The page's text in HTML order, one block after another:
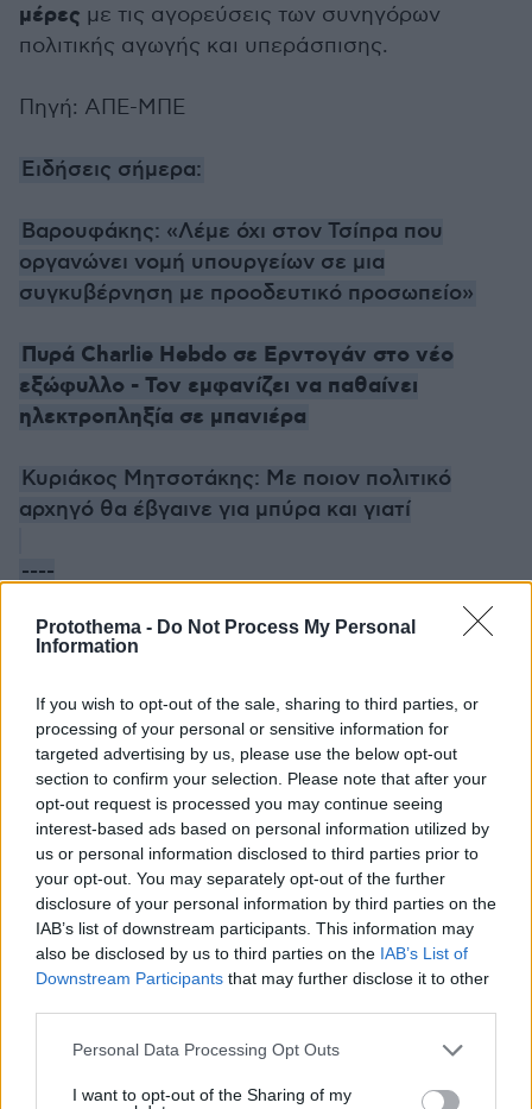
Protothema - Do Not Process My Personal
Information
If you wish to opt-out of the sale, sharing to third parties, or
processing of your personal or sensitive information for
targeted advertising by us, please use the below opt-out
section to confirm your selection. Please note that after your
opt-out request is processed you may continue seeing
interest-based ads based on personal information utilized by
us or personal information disclosed to third parties prior to
your opt-out. You may separately opt-out of the further
disclosure of your personal information by third parties on the
IAB’s list of downstream participants. This information may
also be disclosed by us to third parties on the IAB’s List of
Downstream Participants that may further disclose it to other
Please note that this website/app uses one or more Google
not limited to your visit or usage behaviour. You may click to
Personal Data Processing Opt Outs
I want to opt-out of the Sharing of my
μέρες με τις αγορεύσεις των συνηγόρων
πολιτικής αγωγής και υπεράσπισης.
Πηγή: ΑΠΕ-ΜΠΕ
Ειδήσεις σήμερα:
Βαρουφάκης: «Λέμε όχι στον Τσίπρα που
οργανώνει νομή υπουργείων σε μια
συγκυβέρνηση με προοδευτικό προσωπείο»
Πυρά Charlie Hebdo σε Ερντογάν στο νέο
εξώφυλλο - Τον εμφανίζει να παθαίνει
ηλεκτροπληξία σε μπανιέρα
Κυριάκος Μητσοτάκης: Με ποιον πολιτικό
αρχηγό θα έβγαινε για μπύρα και γιατί
----
Εκλογές 2023
Που ψηφίζω: Μάθετε που ψηφίζετε βήμα-βήμα
από την εφαρμογή του ΥΠ.ΕΣ.
Εκλογές 2023: Όλες οι ειδήσεις για τον
προεκλογικό αγώνα των κομμάτων, τις
δημοσκοπήσεις, τα αποτελέσματα των εκλογών
& τα exit polls.
Οδηγός εκλογών 2023: Ό,τι πρέπει να
γνωρίζετε
διαδραστικού χάρτη όλα τα αποτελέσματα της
επικράτειας